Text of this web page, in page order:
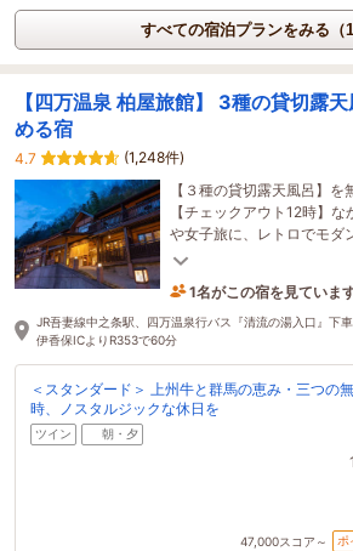
すべての宿泊プランをみる（
【四万温泉 柏屋旅館】 3種の貸切露
める宿
4.7
(1,248件)
【３種の貸切露天風呂】
【チェックアウト12時】
や女子旅に、レトロでモダ
露天風呂付き客室や3つの
7時間前に予約されまし
JR吾妻線中之条駅、四万温泉行バス『清流の湯入口』下
伊香保ICよりR353で60分
＜スタンダード＞ 上州牛と群馬の恵み・三つの
時、ノスタルジックな休日を
ツイン 朝・夕
47,000スコア～ ポ